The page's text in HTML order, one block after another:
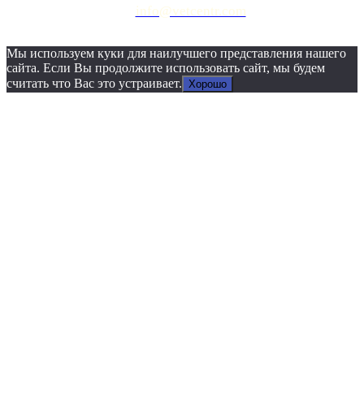
info@vetcentr.com
Мы используем куки для наилучшего представления нашего
сайта. Если Вы продолжите использовать сайт, мы будем
считать что Вас это устраивает. Хорошо